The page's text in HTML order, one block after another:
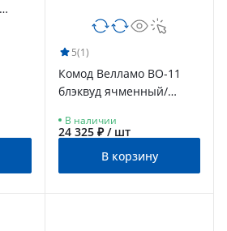
5(1)
Комод Велламо ВО-11
блэквуд ячменный/
В наличии
24 325 ₽ / шт
В корзину